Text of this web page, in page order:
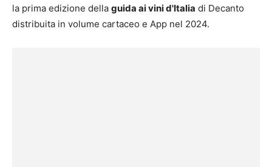
la prima edizione della guida ai vini d'Italia di Decanto
distribuita in volume cartaceo e App nel 2024.